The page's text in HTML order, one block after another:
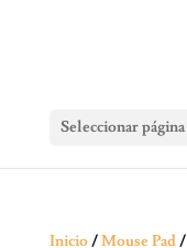
Seleccionar página
Inicio/Mouse Pad/